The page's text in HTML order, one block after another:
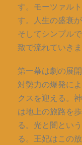
す。モーツァル
す。人生の盛衰
そしてシンプル
致で流れていきま
第一幕は劇の展
対勢力の爆発に
クスを迎える。
は地上の旅路を
る。光と闇とい
る。王妃はこの